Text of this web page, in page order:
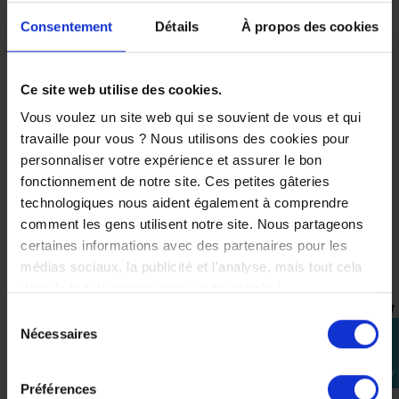
Consentement Détails À propos des cookies
Ce site web utilise des cookies.
Vous voulez un site web qui se souvient de vous et qui
travaille pour vous ? Nous utilisons des cookies pour
personnaliser votre expérience et assurer le bon
fonctionnement de notre site. Ces petites gâteries
technologiques nous aident également à comprendre
comment les gens utilisent notre site. Nous partageons
certaines informations avec des partenaires pour les
médias sociaux, la publicité et l'analyse, mais tout cela
Nécessaires
Préférences
perm_identity
connecter
l'humidité, votre peau respire même par forte chaleur.
Fermeture boucle micrométrique permettant un retrait
VENTILATION
Système de ventilation dynamique pour créer un flux d'air
au sein de votre casque
Système d'extraction d'urgence : étiquette localisée sous
le tour de cou pour permettre une extraction facile et
rapide. Réservé au personnel secouriste formé.
VOUS AIMEREZ AUSSI
-40%